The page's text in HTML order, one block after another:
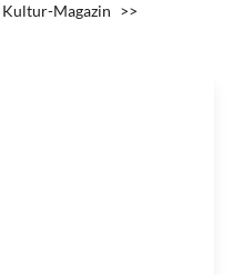
Kultur-Magazin >>